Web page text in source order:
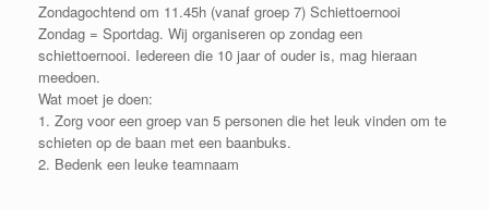
Zondagochtend om 11.45h (vanaf groep 7) Schiettoernooi
Zondag = Sportdag. Wij organiseren op zondag een
schiettoernooi. Iedereen die 10 jaar of ouder is, mag hieraan
meedoen.
Wat moet je doen:
1. Zorg voor een groep van 5 personen die het leuk vinden om te
schieten op de baan met een baanbuks.
2. Bedenk een leuke teamnaam